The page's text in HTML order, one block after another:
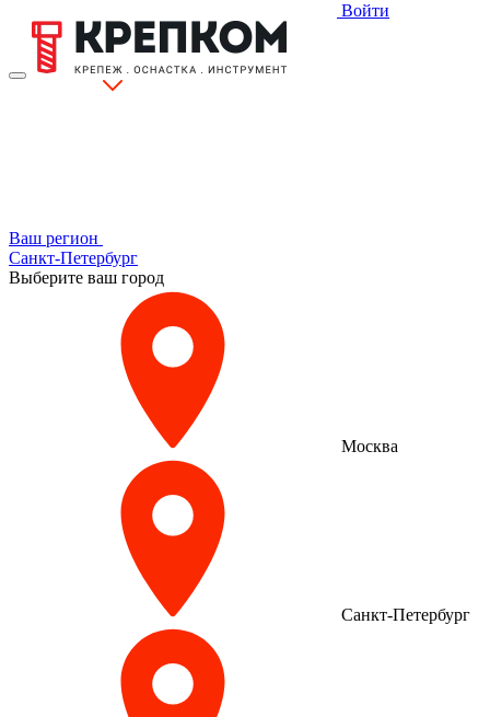
Войти
Ваш регион
Санкт-Петербург
Выберите ваш город
Москва
Санкт-Петербург